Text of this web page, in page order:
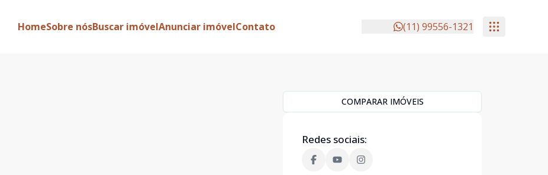
HomeSobre nósBuscar imóvelAnunciar imóvelContato (11) 99556-1321
COMPARAR IMÓVEIS
Redes sociais: